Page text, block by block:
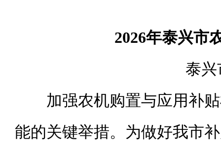
2026年泰兴市
泰兴
加强农机购置与应用补
能的关键举措。为做好我市